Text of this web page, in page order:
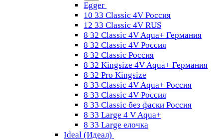
Egger
10 33 Classic 4V Россия
12 33 Classic 4V RUS
8 32 Classic 4V Aqua+ Германия
8 32 Classic 4V Россия
8 32 Classic Россия
8 32 Kingsize 4V Aqua+ Германия
8 32 Pro Kingsize
8 33 Classic 4V Aqua+ Россия
8 33 Classic 4V Россия
8 33 Classic без фаски Россия
8 33 Large 4 V Aqua+
8 33 Large елочка
Ideal (Идеал)